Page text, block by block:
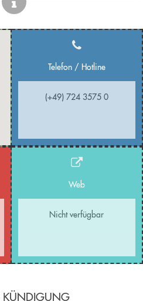
Telefon / Hotline
(+49) 724 3575 0
Web
Nicht verfügbar
KÜNDIGUNG